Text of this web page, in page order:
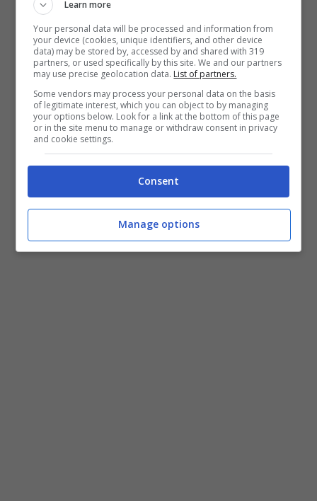
cucciolo ed il suo amico umano si sono
ritrovati. All’incontro, Miguel non riusciva a
smettere di ringraziare chi lo aveva aiutato e
la sua emozione ha commosso tutti i
presenti.
Learn more
Your personal data will be processed and information from
your device (cookies, unique identifiers, and other device
data) may be stored by, accessed by and shared with 319
partners, or used specifically by this site. We and our partners
may use precise geolocation data. List of partners.
Some vendors may process your personal data on the basis
of legitimate interest, which you can object to by managing
your options below. Look for a link at the bottom of this page
or in the site menu to manage or withdraw consent in privacy
and cookie settings.
Consent
Manage options